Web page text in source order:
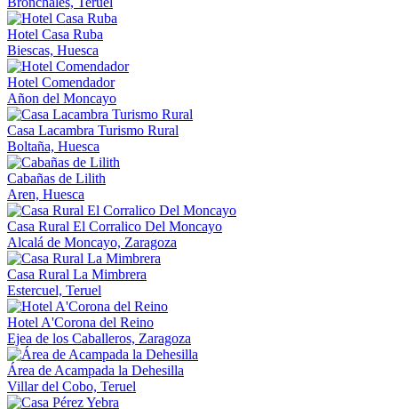
Hotel Casa Ruba
Biescas, Huesca
Hotel Comendador
Añon del Moncayo
Casa Lacambra Turismo Rural
Boltaña, Huesca
Cabañas de Lilith
Aren, Huesca
Casa Rural El Corralico Del Moncayo
Alcalá de Moncayo, Zaragoza
Casa Rural La Mimbrera
Estercuel, Teruel
Hotel A'Corona del Reino
Ejea de los Caballeros, Zaragoza
Área de Acampada la Dehesilla
Villar del Cobo, Teruel